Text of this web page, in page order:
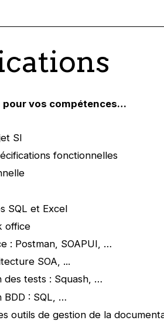
pour vos compétences…
SI
fonctionnelles
SQL et Excel
office
: Postman, SOAPUI, …
SOA, ...
des tests : Squash, …
BDD : SQL, …
outils de gestion de la